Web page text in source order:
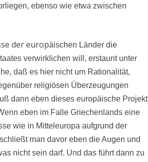
ebenso wie etwa zwischen
der europäischen Länder die
verwirklichen will, erstaunt unter
daß es hier nicht um Rationalität,
religiösen Überzeugungen
dann eben dieses europäische Projekt
eben im Falle Griechenlands eine
wie in Mitteleuropa aufgrund der
man davor eben die Augen und
nicht sein darf. Und das führt dann zu